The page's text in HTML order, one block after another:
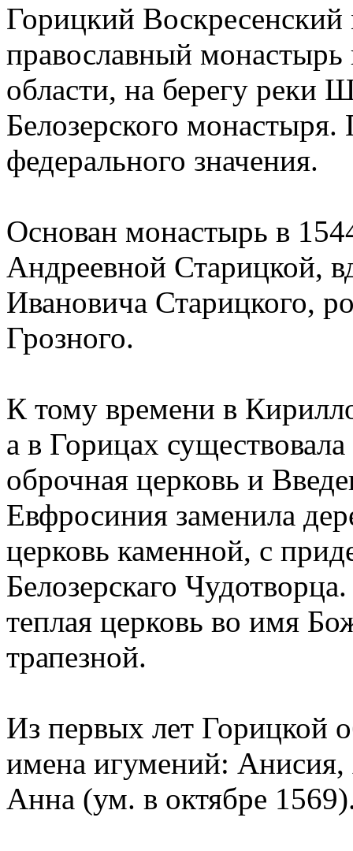
Горицкий
православный
области, на берегу реки
Белозерского
федерального значения.
Основан монастырь в
Андреевной Старицкой,
Ивановича Старицкого,
Грозного.
К тому времени в
а в Горицах
оброчная церковь и
Евфросиния заменила
церковь каменной, с
Белозерскаго
теплая церковь во имя
трапезной.
Из первых лет Горицкой
имена игумений:
Анна (ум. в октябре